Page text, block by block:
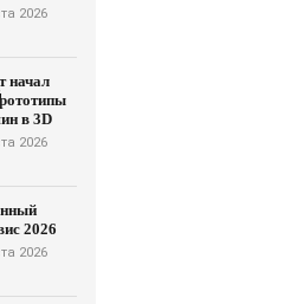
2026
начал
в 3D
2026
2026
2026